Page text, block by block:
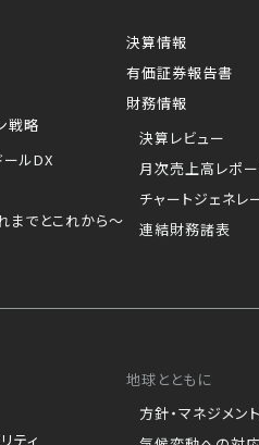
戦略
ルDX
までとこれから～
決算情報
有価証券報告書
財務情報
決算レビュー
月次売上高レポー
チャートジェネレ
連結財務諸表
ティ
地球とともに
方針・マネジメン